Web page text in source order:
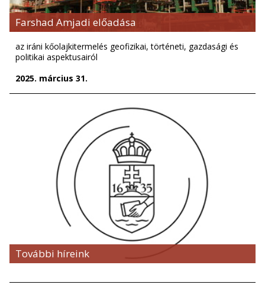
Farshad Amjadi előadása
az iráni kőolajkitermelés geofizikai, történeti, gazdasági és
politikai aspektusairól
2025. március 31.
További híreink